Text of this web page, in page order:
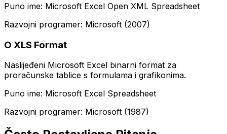
Puno ime: Microsoft Excel Open XML Spreadsheet
Razvojni programer: Microsoft (2007)
O XLS Format
Naslijeđeni Microsoft Excel binarni format za
proračunske tablice s formulama i grafikonima.
Puno ime: Microsoft Excel Spreadsheet
Razvojni programer: Microsoft (1987)